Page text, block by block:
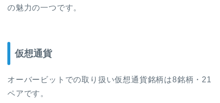
の魅力の一つです。
仮想通貨
オーバービットでの取り扱い仮想通貨銘柄は8銘柄・21
ペアです。